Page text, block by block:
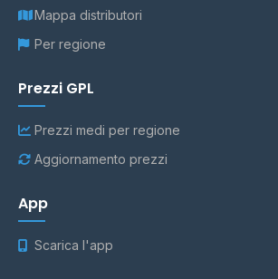
Mappa distributori
Per regione
Prezzi GPL
Prezzi medi per regione
Aggiornamento prezzi
App
Scarica l'app